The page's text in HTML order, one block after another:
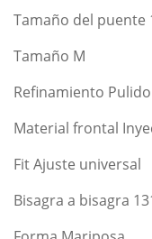
Tamaño del puente
Tamaño M
Refinamiento Pulido
Material frontal
Fit Ajuste universal
Bisagra a bisagra